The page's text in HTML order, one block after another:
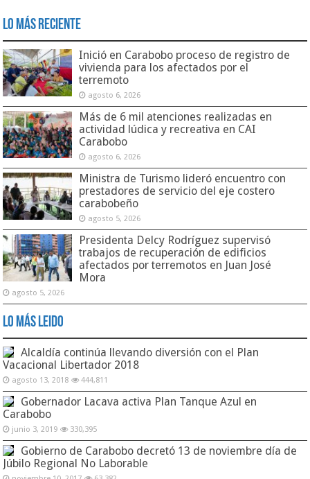
Lo Más Reciente
Inició en Carabobo proceso de registro de
vivienda para los afectados por el
terremoto
agosto 6, 2026
Más de 6 mil atenciones realizadas en
actividad lúdica y recreativa en CAI
Carabobo
agosto 6, 2026
Ministra de Turismo lideró encuentro con
prestadores de servicio del eje costero
carabobeño
agosto 5, 2026
Presidenta Delcy Rodríguez supervisó
trabajos de recuperación de edificios
afectados por terremotos en Juan José
Mora
agosto 5, 2026
Lo Más Leido
Alcaldía continúa llevando diversión con el Plan
Vacacional Libertador 2018
agosto 13, 2018 444,811
Gobernador Lacava activa Plan Tanque Azul en
Carabobo
junio 3, 2019 330,395
Gobierno de Carabobo decretó 13 de noviembre día de
Júbilo Regional No Laborable